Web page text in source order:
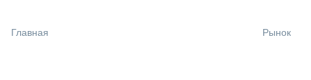
Главная Рынок